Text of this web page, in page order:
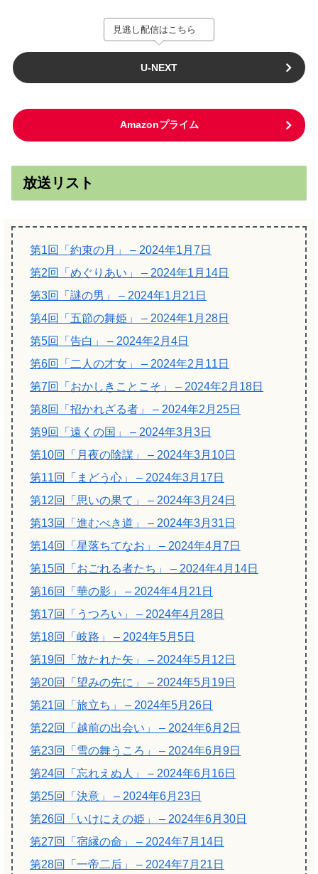
見逃し配信はこちら
U-NEXT
Amazonプライム
放送リスト
第1回「約束の月」 – 2024年1月7日
第2回「めぐりあい」 – 2024年1月14日
第3回「謎の男」 – 2024年1月21日
第4回「五節の舞姫」 – 2024年1月28日
第5回「告白」 – 2024年2月4日
第6回「二人の才女」 – 2024年2月11日
第7回「おかしきことこそ」 – 2024年2月18日
第8回「招かれざる者」 – 2024年2月25日
第9回「遠くの国」 – 2024年3月3日
第10回「月夜の陰謀」 – 2024年3月10日
第11回「まどう心」 – 2024年3月17日
第12回「思いの果て」 – 2024年3月24日
第13回「進むべき道」 – 2024年3月31日
第14回「星落ちてなお」 – 2024年4月7日
第15回「おごれる者たち」 – 2024年4月14日
第16回「華の影」 – 2024年4月21日
第17回「うつろい」 – 2024年4月28日
第18回「岐路」 – 2024年5月5日
第19回「放たれた矢」 – 2024年5月12日
第20回「望みの先に」 – 2024年5月19日
第21回「旅立ち」 – 2024年5月26日
第22回「越前の出会い」 – 2024年6月2日
第23回「雪の舞うころ」 – 2024年6月9日
第24回「忘れえぬ人」 – 2024年6月16日
第25回「決意」 – 2024年6月23日
第26回「いけにえの姫」 – 2024年6月30日
第27回「宿縁の命」 – 2024年7月14日
第28回「一帝二后」 – 2024年7月21日